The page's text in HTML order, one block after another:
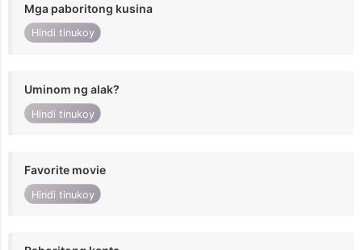
Mga paboritong kusina
Hindi tinukoy
Uminom ng alak?
Hindi tinukoy
Favorite movie
Hindi tinukoy